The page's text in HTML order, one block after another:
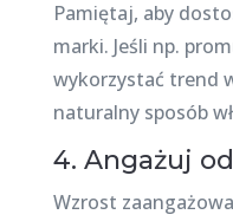
Pamiętaj, aby
marki. Jeśli np.
wykorzystać trend
naturalny sposób
4. Angażuj
Wzrost